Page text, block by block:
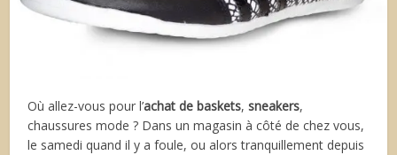
Où allez-vous pour l’achat de baskets,sneakers,
chaussures mode ? Dans un magasin à côté de chez vous,
le samedi quand il y a foule, ou alors tranquillement depuis